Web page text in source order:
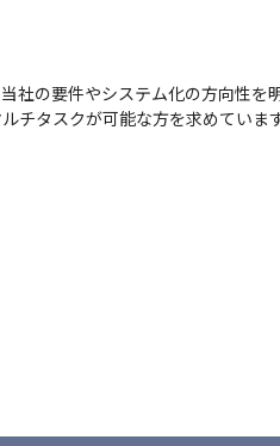
わり、メインサービスの成長を牽引
をプロダクトに直接反映できる
社の要件やシステム化の方向性
チタスクが可能な方を求めています